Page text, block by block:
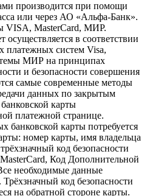
производится при помощи
или через АО «Альфа-Банк».
VISA, MasterCard, МИР.
осуществляется в соответствии
платежных систем Visa,
МИР на принципах
и безопасности совершения
самые современные методы
данных по закрытым
карты
платежной странице.
банковской карты потребуется
номер карты, имя владельца
код безопасности
Код Дополнительной
необходимые данные
код безопасности
на обратной стороне карты.